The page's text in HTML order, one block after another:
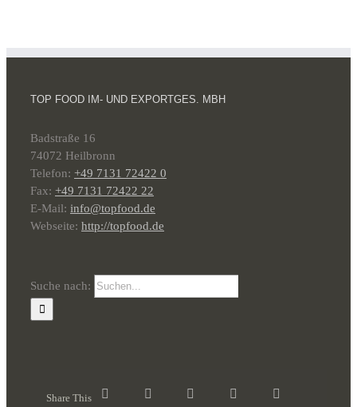
TOP FOOD IM- UND EXPORTGES. MBH
Badstraße 16
74072 Heilbronn
Telefon: +49 7131 72422 0
Fax: +49 7131 72422 22
E-Mail: info@topfood.de
Webseite: http://topfood.de
Suche nach:
Share This